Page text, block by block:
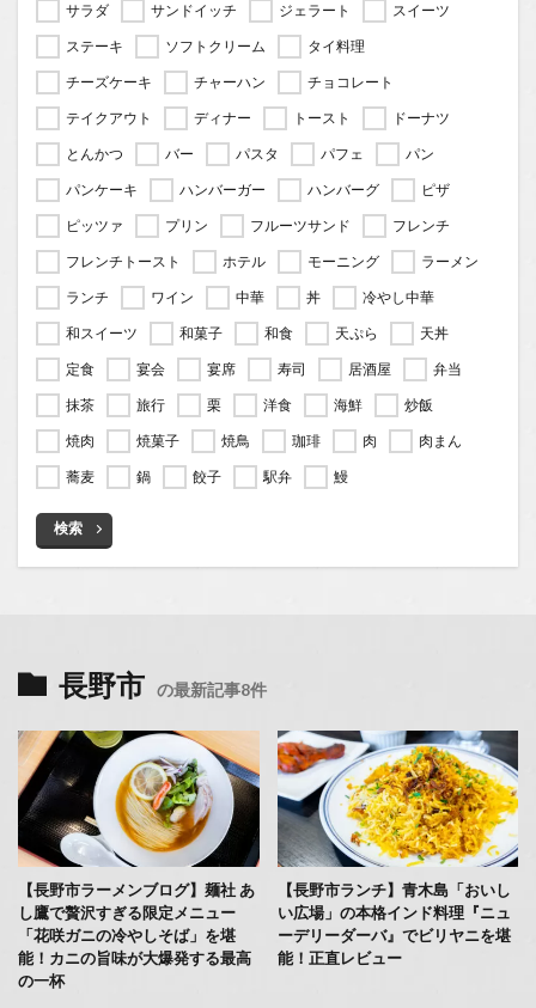
サラダ
サンドイッチ ジェラート
スイーツ
ステーキ
ソフトクリーム
タイ料理
チーズケーキ
チャーハン
チョコレート
テイクアウト
ディナー トースト
ドーナツ
とんかつ
バー パスタ パフェ
パン
パンケーキ
ハンバーガー ハンバーグ
ピザ
ピッツァ
プリン フルーツサンド
フレンチ
フレンチトースト
ホテル モーニング
ラーメン
ランチ
ワイン 中華 丼
冷やし中華
和スイーツ
和菓子 和食 天ぷら
天丼
定食
宴会 宴席 寿司 居酒屋
弁当
抹茶
旅行 栗 洋食 海鮮
炒飯
焼肉
焼菓子 焼鳥 珈琲 肉
肉まん
蕎麦
鍋 餃子 駅弁 鰻
検索
長野市 の最新記事8件
【長野市ラーメンブログ】麺社 あ
し鷹で贅沢すぎる限定メニュー
「花咲ガニの冷やしそば」を堪
能！カニの旨味が大爆発する最高
の一杯
【長野市ランチ】青木島「おいし
い広場」の本格インド料理『ニュ
ーデリーダーバ』でビリヤニを堪
能！正直レビュー